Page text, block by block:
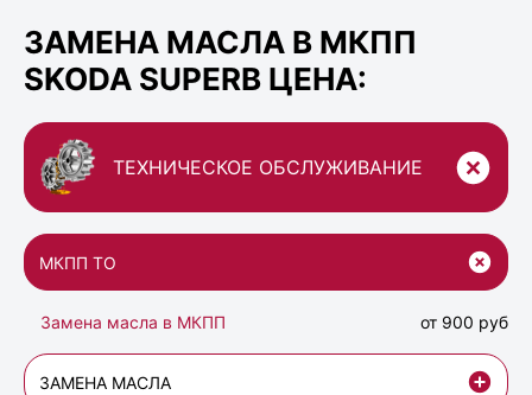
ЗАМЕНА МАСЛА В МКПП
SKODA SUPERB ЦЕНА:
ТЕХНИЧЕСКОЕ ОБСЛУЖИВАНИЕ
МКПП ТО
Замена масла в МКПП от 900 руб
ЗАМЕНА МАСЛА